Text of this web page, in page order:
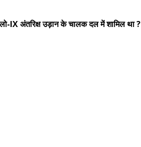
IX अंतरिक्ष उड़ान के चालक दल में शामिल था ?